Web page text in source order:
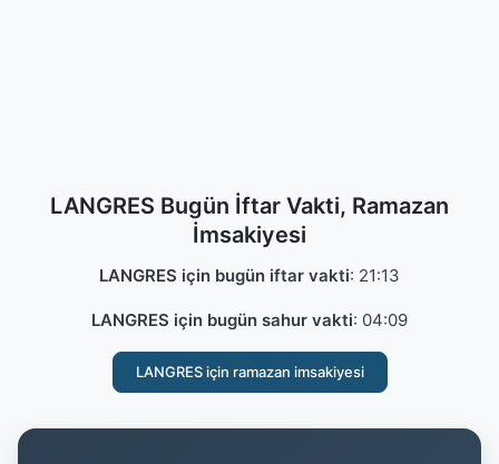
LANGRES Bugün İftar Vakti, Ramazan
İmsakiyesi
LANGRES için bugün iftar vakti: 21:13
LANGRES için bugün sahur vakti: 04:09
LANGRES için ramazan imsakiyesi